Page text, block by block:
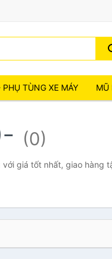
TÙNG XE MÁY MŨ
(0)
giá tốt nhất, giao hàng